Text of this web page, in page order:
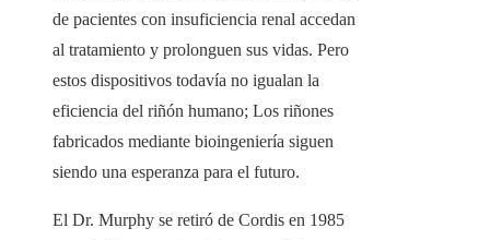
de pacientes con insuficiencia renal accedan
al tratamiento y prolonguen sus vidas. Pero
estos dispositivos todavía no igualan la
eficiencia del riñón humano; Los riñones
fabricados mediante bioingeniería siguen
siendo una esperanza para el futuro.
El Dr. Murphy se retiró de Cordis en 1985